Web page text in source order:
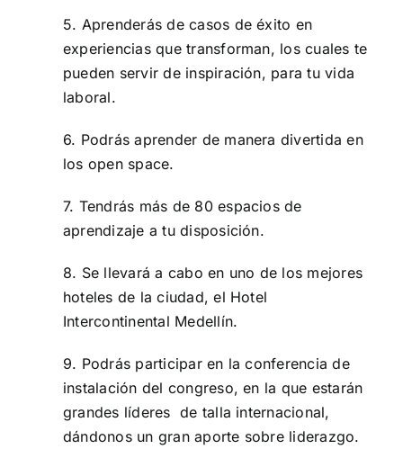
5. Aprenderás de casos de éxito en
experiencias que transforman, los cuales te
pueden servir de inspiración, para tu vida
laboral.
6. Podrás aprender de manera divertida en
los open space.
7. Tendrás más de 80 espacios de
aprendizaje a tu disposición.
8. Se llevará a cabo en uno de los mejores
hoteles de la ciudad, el Hotel
Intercontinental Medellín.
9. Podrás participar en la conferencia de
instalación del congreso, en la que estarán
grandes líderes de talla internacional,
dándonos un gran aporte sobre liderazgo.